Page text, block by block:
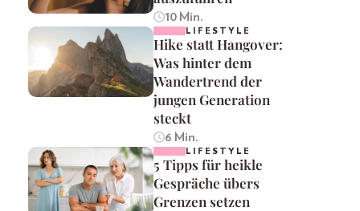
10 Min.
LIFESTYLE
Hike statt Hangover:
Was hinter dem
Wandertrend der
jungen Generation
steckt
6 Min.
LIFESTYLE
5 Tipps für heikle
Gespräche übers
Grenzen setzen